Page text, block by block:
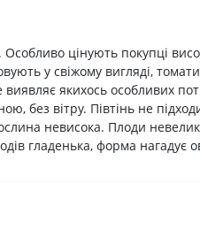
цінують покупці
у свіжому вигляді,
якихось особливих
без вітру. Півтінь не
невисока. Плоди
гладенька, форма нагадує